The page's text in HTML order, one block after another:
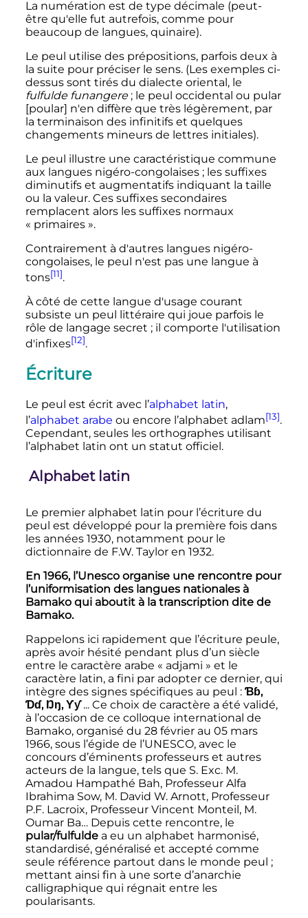
La numération est de type décimale (peut-
être qu'elle fut autrefois, comme pour
beaucoup de langues, quinaire).
Le peul utilise des prépositions, parfois deux à
la suite pour préciser le sens. (Les exemples ci-
dessus sont tirés du dialecte oriental, le
fulfulde funangere ; le peul occidental ou pular
[poular] n'en diffère que très légèrement, par
la terminaison des infinitifs et quelques
changements mineurs de lettres initiales).
Le peul illustre une caractéristique commune
aux langues nigéro-congolaises ; les suffixes
diminutifs et augmentatifs indiquant la taille
ou la valeur. Ces suffixes secondaires
remplacent alors les suffixes normaux
« primaires ».
Contrairement à d'autres langues nigéro-
congolaises, le peul n'est pas une langue à
tons[11].
À côté de cette langue d'usage courant
subsiste un peul littéraire qui joue parfois le
rôle de langage secret ; il comporte l'utilisation
d'infixes[12].
Écriture
Le peul est écrit avec l’alphabet latin,
l’alphabet arabe ou encore l’alphabet adlam[13].
Cependant, seules les orthographes utilisant
l’alphabet latin ont un statut officiel.
Alphabet latin
Le premier alphabet latin pour l’écriture du
peul est développé pour la première fois dans
les années 1930, notamment pour le
dictionnaire de F.W. Taylor en 1932.
En 1966, l’Unesco organise une rencontre pour
l’uniformisation des langues nationales à
Bamako qui aboutit à la transcription dite de
Bamako.
Rappelons ici rapidement que l’écriture peule,
après avoir hésité pendant plus d’un siècle
entre le caractère arabe « adjami » et le
caractère latin, a fini par adopter ce dernier, qui
intègre des signes spécifiques au peul : Ɓɓ,
Ɗɗ, Ŋŋ, Ƴƴ... Ce choix de caractère a été validé,
à l’occasion de ce colloque international de
Bamako, organisé du 28 février au 05 mars
1966, sous l’égide de l’UNESCO, avec le
concours d’éminents professeurs et autres
acteurs de la langue, tels que S. Exc. M.
Amadou Hampathé Bah, Professeur Alfa
Ibrahima Sow, M. David W. Arnott, Professeur
P.F. Lacroix, Professeur Vincent Monteil, M.
Oumar Ba… Depuis cette rencontre, le
pular/fulfuldea eu un alphabet harmonisé,
standardisé, généralisé et accepté comme
seule référence partout dans le monde peul ;
mettant ainsi fin à une sorte d’anarchie
calligraphique qui régnait entre les
poularisants.